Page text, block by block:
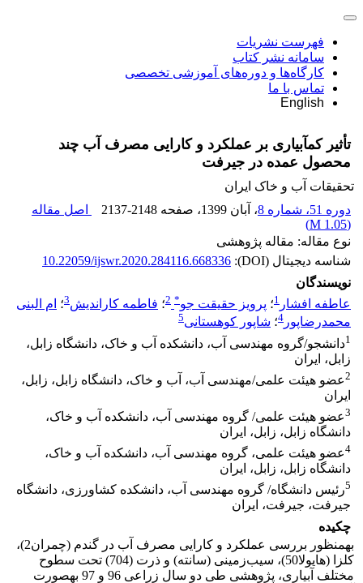
فهرست نشریات
سامانه نشر کتاب
کارگاه‌ها و دوره‌های آموزشی تخصصی
تماس با ما
English
تأثیر کم‏آبیاری بر عملکرد و کارایی مصرف آب چند
محصول عمده در جیرفت
تحقیقات آب و خاک ایران
دوره 51، شماره 8
، آبان 1399 ، صفحه 2137-2148
اصل مقاله
(
1.05 M
)
نوع مقاله: مقاله پژوهشی
شناسه دیجیتال (DOI):
10.22059/ijswr.2020.284116.668336
نویسندگان
عاطفه افشار 1؛ پرویز حقیقت جو*
2؛ فاطمه کاراندیش3؛ ام البنی
محمدرضاپور 4؛ شاپور کوهستانی5
1دانشجو/گروه مهندسی آب، دانشکده آب و خاک، دانشگاه زابل،
زابل، ایران
2عضو هیئت علمی/مهندسی آب، آب و خاک، دانشگاه زابل، زابل،
ایران
3عضو هیئت علمی/ گروه مهندسی آب، دانشکده آب و خاک،
دانشگاه زابل، زابل، ایران
4عضو هیئت علمی، گروه مهندسی آب، دانشکده آب و خاک،
دانشگاه زابل، زابل، ایران
5رئیس دانشگاه/ گروه مهندسی آب، دانشکده کشاورزی، دانشگاه
جیرفت، جیرفت، ایران
چکیده
به­منظور بررسی عملکرد و کارایی مصرف آب در گندم (چمران2)،
کلزا (هایولا50)، سیب‌زمینی (سانته) و ذرت (704) تحت سطوح
مختلف آبیاری، پژوهشی طی دو سال زراعی 96 و 97 به­صورت